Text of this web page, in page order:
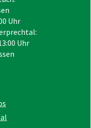
Uhr
Uhr